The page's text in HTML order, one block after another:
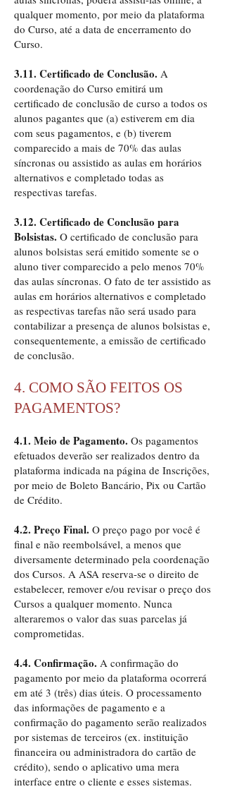
qualquer momento, por meio da plataforma
do Curso, até a data de encerramento do
Curso.
3.11. Certificado de Conclusão. A
coordenação do Curso emitirá um
certificado de conclusão de curso a todos os
alunos pagantes que (a) estiverem em dia
com seus pagamentos, e (b) tiverem
comparecido a mais de 70% das aulas
síncronas ou assistido as aulas em horários
alternativos e completado todas as
respectivas tarefas.
3.12. Certificado de Conclusão para
Bolsistas. O certificado de conclusão para
alunos bolsistas será emitido somente se o
aluno tiver comparecido a pelo menos 70%
das aulas síncronas. O fato de ter assistido as
aulas em horários alternativos e completado
as respectivas tarefas não será usado para
contabilizar a presença de alunos bolsistas e,
consequentemente, a emissão de certificado
de conclusão.
4. COMO SÃO FEITOS OS
PAGAMENTOS?
4.1. Meio de Pagamento. Os pagamentos
efetuados deverão ser realizados dentro da
plataforma indicada na página de Inscrições,
por meio de Boleto Bancário, Pix ou Cartão
de Crédito.
4.2. Preço Final. O preço pago por você é
final e não reembolsável, a menos que
diversamente determinado pela coordenação
dos Cursos. A ASA reserva-se o direito de
estabelecer, remover e/ou revisar o preço dos
Cursos a qualquer momento. Nunca
alteraremos o valor das suas parcelas já
comprometidas.
4.4. Confirmação. A confirmação do
pagamento por meio da plataforma ocorrerá
em até 3 (três) dias úteis. O processamento
das informações de pagamento e a
confirmação do pagamento serão realizados
por sistemas de terceiros (ex. instituição
financeira ou administradora do cartão de
crédito), sendo o aplicativo uma mera
interface entre o cliente e esses sistemas.